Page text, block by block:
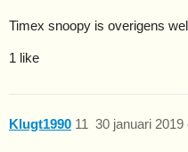
Timex snoopy is overigens
1 like
Klugt1990 30 januari 2019
11